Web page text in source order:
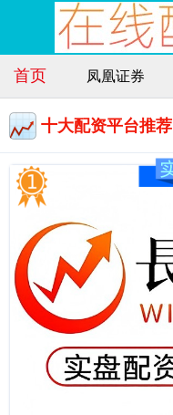
首页 凤凰证券
十大配资平台推荐